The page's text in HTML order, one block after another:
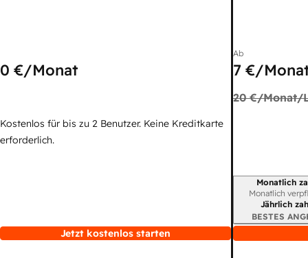
0 €/Monat
Kostenlos für bis zu 2 Benutzer. Keine Kreditkarte
erforderlich.
Jetzt kostenlos starten
Ab
7 €/
20 €/Monat/
Monatlich
Monatlich
Jährlich
BESTES